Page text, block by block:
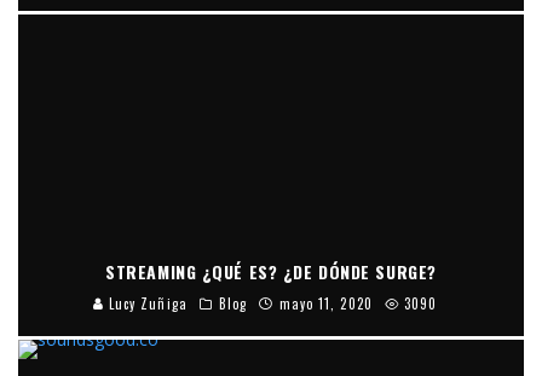
STREAMING ¿QUÉ ES? ¿DE DÓNDE SURGE?
Lucy Zuñiga Blog mayo 11, 2020 3090